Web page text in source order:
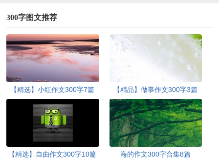
300字图文推荐
【精选】小红作文300字7篇 【精品】做事作文300字3篇
【精选】自由作文300字10篇 海的作文300字合集8篇